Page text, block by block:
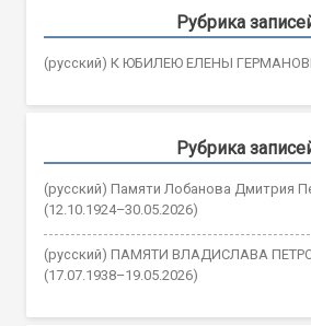
Рубрика
(русский) К ЮБИЛЕЮ ЕЛЕНЫ
Рубрика
(русский) Памяти Лобанова Дмитрия
(12.10.1924–30.05.2026)
(русский) ПАМЯТИ ВЛАДИСЛАВА
(17.07.1938–19.05.2026)